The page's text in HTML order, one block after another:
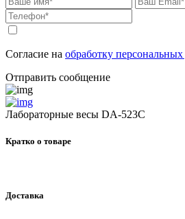
Согласие на обработку
Отправить сообщение
Лабораторные весы DA-523C
Кратко о товаре
Доставка